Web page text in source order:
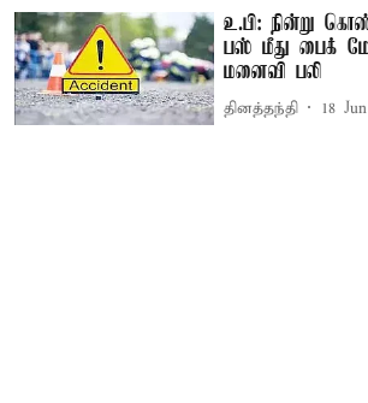
உ.பி: நின்று
பஸ் மீது பைக்
மனைவி பலி
தினத்தந்தி 18